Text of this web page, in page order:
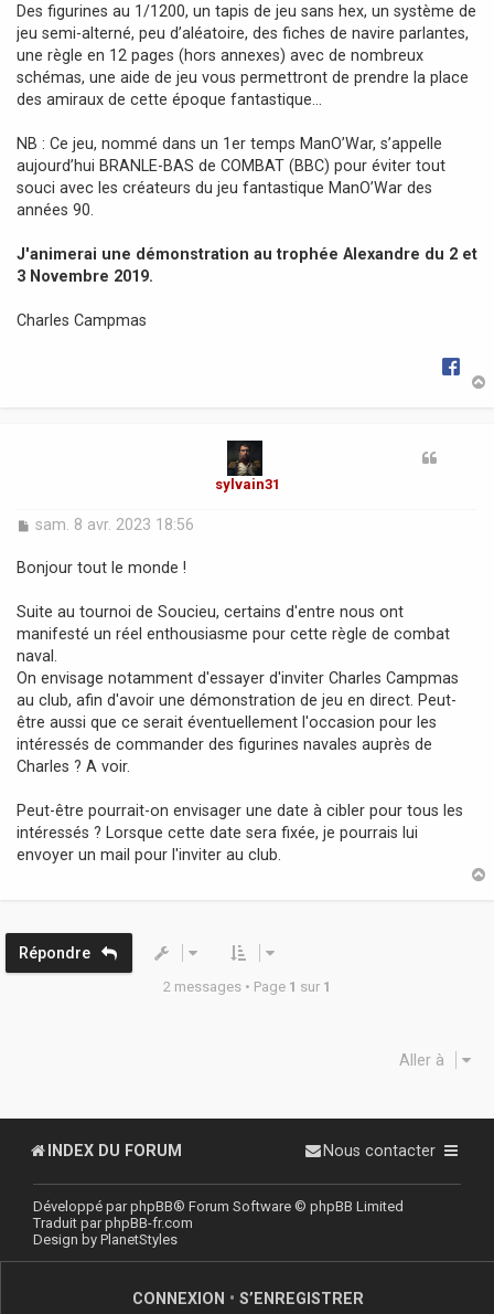
Des figurines au 1/1200, un tapis de jeu sans hex, un système de
jeu semi-alterné, peu d’aléatoire, des fiches de navire parlantes,
une règle en 12 pages (hors annexes) avec de nombreux
schémas, une aide de jeu vous permettront de prendre la place
des amiraux de cette époque fantastique…
NB : Ce jeu, nommé dans un 1er temps ManO’War, s’appelle
aujourd’hui BRANLE-BAS de COMBAT (BBC) pour éviter tout
souci avec les créateurs du jeu fantastique ManO’War des
années 90.
J'animerai une démonstration au trophée Alexandre du 2 et
3 Novembre 2019.
Charles Campmas
sylvain31
M
s
g
e
sam. 8 avr. 2023 18:56
Bonjour tout le monde !
Suite au tournoi de Soucieu, certains d'entre nous ont
manifesté un réel enthousiasme pour cette règle de combat
naval.
On envisage notamment d'essayer d'inviter Charles Campmas
au club, afin d'avoir une démonstration de jeu en direct. Peut-
être aussi que ce serait éventuellement l'occasion pour les
intéressés de commander des figurines navales auprès de
Charles ? A voir.
Peut-être pourrait-on envisager une date à cibler pour tous les
intéressés ? Lorsque cette date sera fixée, je pourrais lui
envoyer un mail pour l'inviter au club.
Répondre
2 messages • Page 1 sur 1
Aller à
INDEX DU FORUM Nous contacter
Développé parphpBB® Forum Software © phpBB Limited
Traduit parphpBB-fr.com
Design by PlanetStyles
CONNEXION • S’ENREGISTRER